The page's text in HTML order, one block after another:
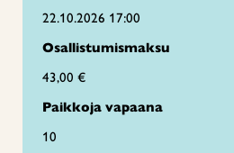
22.10.2026 17:00
Osallistumismaksu
43,00 €
Paikkoja vapaana
10